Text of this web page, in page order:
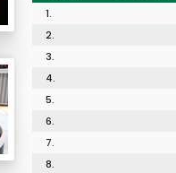
1.
2.
3.
4.
5.
6.
7.
8.